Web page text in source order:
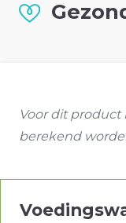
Voor dit
berekend